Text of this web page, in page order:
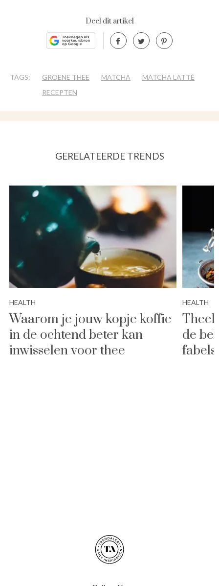
Deel dit artikel
TAGS: GROENE THEE MATCHA
MATCHA LATTÉ
RECEPTEN
GERELATEERDE TRENDS
HEALTH
Waarom je jouw kopje koffie
in de ochtend beter kan
inwisselen voor thee
HEALTH
de